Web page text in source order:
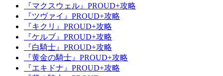
『マクスウェル』PROUD+攻略
『ツヴァイ』PROUD+攻略
『キクリ』PROUD+攻略
『ケルブ』PROUD+攻略
『白騎士』PROUD+攻略
『黄金の騎士』PROUD+攻略
『エキドナ』PROUD+攻略